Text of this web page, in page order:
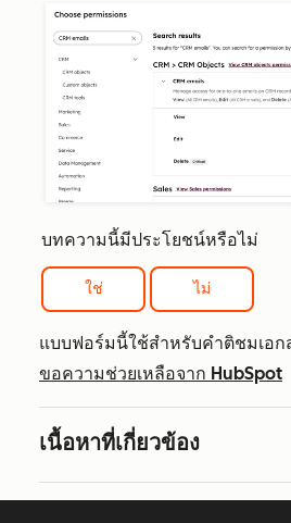
บทความนี้มีประโยชน์หรือไม่
ใช่ ไม่
แบบฟอร์มนี้ใช้สำหรับคำติชมเอก
ขอความช่วยเหลือจาก HubSpot
เนื้อหาที่เกี่ยวข้อง